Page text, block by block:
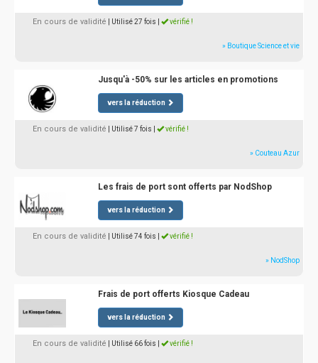
En cours de validité | Utilisé 27 fois vérifié !
» Boutique Science et vie
Jusqu'à -50% sur les articles en promotions
vers la réduction
En cours de validité | Utilisé 7 fois vérifié !
» Couteau Azur
Les frais de port sont offerts par NodShop
vers la réduction
En cours de validité | Utilisé 74 fois vérifié !
» NodShop
Frais de port offerts Kiosque Cadeau
vers la réduction
En cours de validité | Utilisé 66 fois vérifié !